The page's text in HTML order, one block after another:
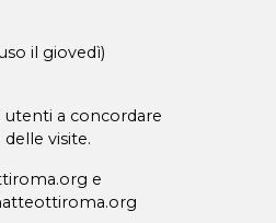
il giovedì)
utenti a concordare
visite.
e